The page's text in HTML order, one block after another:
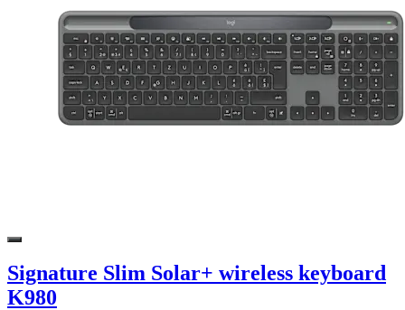
Signature Slim Solar+ wireless keyboard
K980